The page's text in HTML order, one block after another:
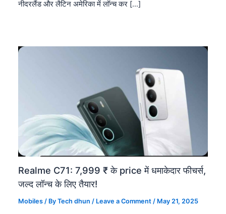
नीदरलैंड और लैटिन अमेरिका में लॉन्च कर […]
Realme C71: 7,999 ₹ के price में धमाकेदार फीचर्स,
जल्द लॉन्च के लिए तैयार!
Mobiles / ByTech dhun/ Leave a Comment / May 21, 2025